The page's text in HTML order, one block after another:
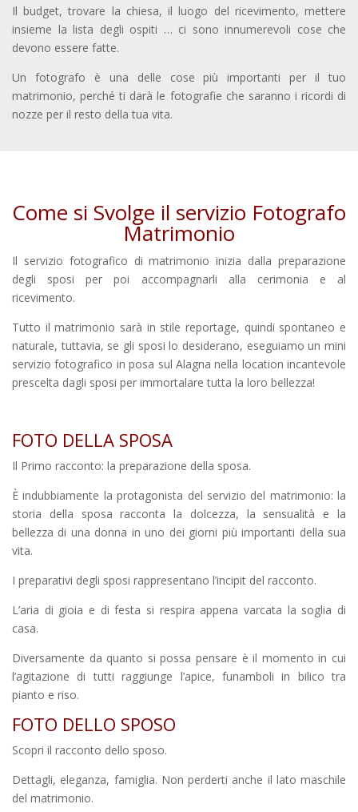
Il budget, trovare la chiesa, il luogo del ricevimento, mettere
insieme la lista degli ospiti … ci sono innumerevoli cose che
devono essere fatte.
Un fotografo è una delle cose più importanti per il tuo
matrimonio, perché ti darà le fotografie che saranno i ricordi di
nozze per il resto della tua vita.
Come si Svolge il servizio Fotografo
Matrimonio
Il servizio fotografico di matrimonio inizia dalla preparazione
degli sposi per poi accompagnarli alla cerimonia e al
ricevimento.
Tutto il matrimonio sarà in stile reportage, quindi spontaneo e
naturale, tuttavia, se gli sposi lo desiderano, eseguiamo un mini
servizio fotografico in posa sul Alagna nella location incantevole
prescelta dagli sposi per immortalare tutta la loro bellezza!
FOTO DELLA SPOSA
Il Primo racconto: la preparazione della sposa.
È indubbiamente la protagonista del servizio del matrimonio: la
storia della sposa racconta la dolcezza, la sensualità e la
bellezza di una donna in uno dei giorni più importanti della sua
vita.
I preparativi degli sposi rappresentano l’incipit del racconto.
L’aria di gioia e di festa si respira appena varcata la soglia di
casa.
Diversamente da quanto si possa pensare è il momento in cui
l’agitazione di tutti raggiunge l’apice, funamboli in bilico tra
pianto e riso.
FOTO DELLO SPOSO
Scopri il racconto dello sposo.
Dettagli, eleganza, famiglia. Non perderti anche il lato maschile
del matrimonio.